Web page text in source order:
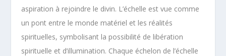
aspiration à rejoindre le divin. L’échelle est vue comme
un pont entre le monde matériel et les réalités
spirituelles, symbolisant la possibilité de libération
spirituelle et d’illumination. Chaque échelon de l’échelle